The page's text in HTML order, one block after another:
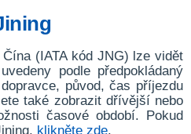
(IATA kód JNG) lze vidět
podle předpokládaný
původ, čas příjezdu
také zobrazit dřívější nebo
časové období. Pokud
klikněte zde.